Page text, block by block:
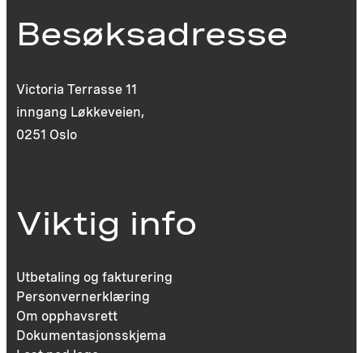
Besøksadresse
Victoria Terrasse 11
inngang Løkkeveien,
0251 Oslo
Viktig info
Utbetaling og fakturering
Personvernerklæring
Om opphavsrett
Dokumentasjonsskjema